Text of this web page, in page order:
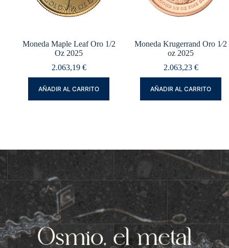
Moneda Maple Leaf Oro 1/2
Oz 2025
2.063,19 €
AÑADIR AL CARRITO
Moneda Krugerrand Oro 1⁄2
oz 2025
2.063,23 €
AÑADIR AL CARRITO